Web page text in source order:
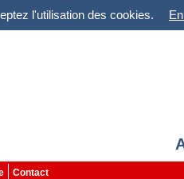
l'utilisation des cookies.
Contact